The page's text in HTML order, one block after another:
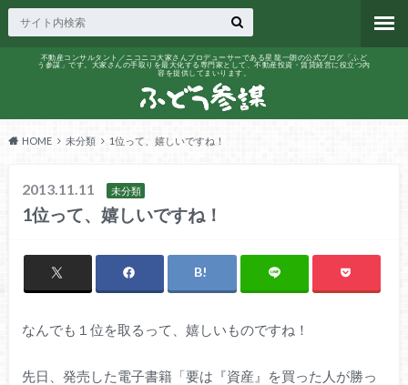
不動産コンサルタント／ニコニコ大家さんプロデューサーである星 龍一朗の公式ブログ「ふど
う参謀」です。大家さんの手取りを最大化する専門家として、不動産投資・賃貸経営に役立つ内
容を提供してまいります。
HOME 未分類 1位って、嬉しいですね！
2013.11.11 未分類
1位って、嬉しいですね！
なんでも１位を取るって、嬉しいものですね！
先日、発売した電子書籍「要は『資産』を買った人が勝っ